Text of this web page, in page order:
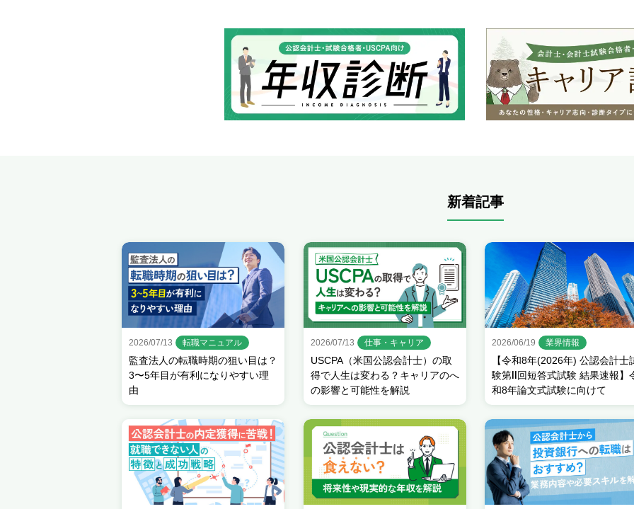
新着記事
2026/07/13 転職マニュアル
監査法人の転職時期の狙い目は？
3〜5年目が有利になりやすい理
由
2026/07/13 仕事・キャリア
USCPA（米国公認会計士）の取
得で人生は変わる？キャリアのへ
の影響と可能性を解説
2026/06/19 業界情報
【令和8年(2026年) 公認会計士
験第Ⅱ回短答式試験 結果速報】
和8年論文式試験に向けて